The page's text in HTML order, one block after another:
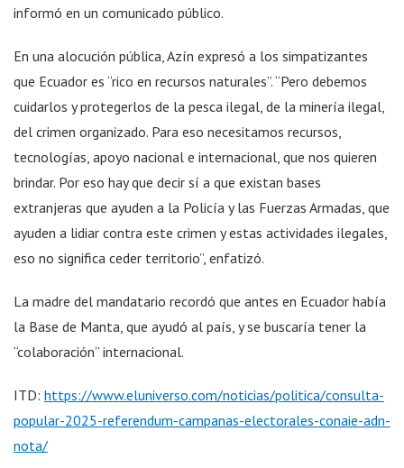
informó en un comunicado público.
En una alocución pública, Azín expresó a los simpatizantes
que Ecuador es “rico en recursos naturales”. “Pero debemos
cuidarlos y protegerlos de la pesca ilegal, de la minería ilegal,
del crimen organizado. Para eso necesitamos recursos,
tecnologías, apoyo nacional e internacional, que nos quieren
brindar. Por eso hay que decir sí a que existan bases
extranjeras que ayuden a la Policía y las Fuerzas Armadas, que
ayuden a lidiar contra este crimen y estas actividades ilegales,
eso no significa ceder territorio”, enfatizó.
La madre del mandatario recordó que antes en Ecuador había
la Base de Manta, que ayudó al país, y se buscaría tener la
“colaboración” internacional.
ITD: https://www.eluniverso.com/noticias/politica/consulta-
popular-2025-referendum-campanas-electorales-conaie-adn-
nota/